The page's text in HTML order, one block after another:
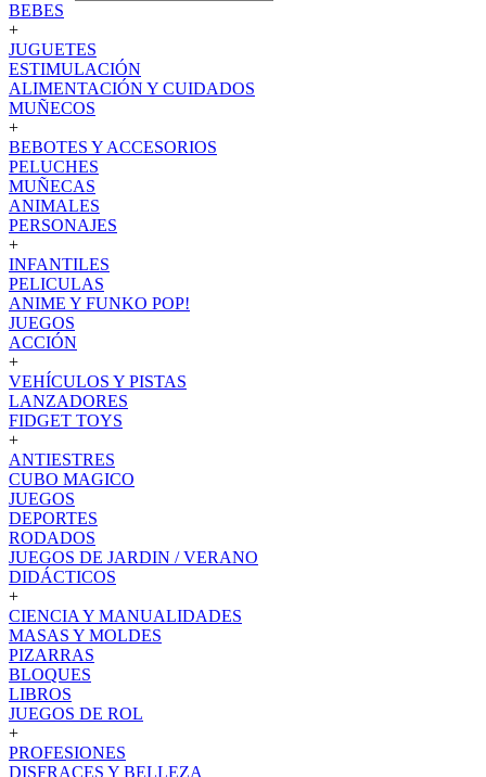
BEBES
+
JUGUETES
ESTIMULACIÓN
ALIMENTACIÓN Y CUIDADOS
MUÑECOS
+
BEBOTES Y ACCESORIOS
PELUCHES
MUÑECAS
ANIMALES
PERSONAJES
+
INFANTILES
PELICULAS
ANIME Y FUNKO POP!
JUEGOS
ACCIÓN
+
VEHÍCULOS Y PISTAS
LANZADORES
FIDGET TOYS
+
ANTIESTRES
CUBO MAGICO
JUEGOS
DEPORTES
RODADOS
JUEGOS DE JARDIN / VERANO
DIDÁCTICOS
+
CIENCIA Y MANUALIDADES
MASAS Y MOLDES
PIZARRAS
BLOQUES
LIBROS
JUEGOS DE ROL
+
PROFESIONES
DISFRACES Y BELLEZA